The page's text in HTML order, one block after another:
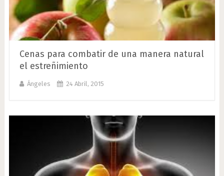
Cenas para combatir de una manera natural
el estreñimiento
Ángeles 24 Abril, 2015